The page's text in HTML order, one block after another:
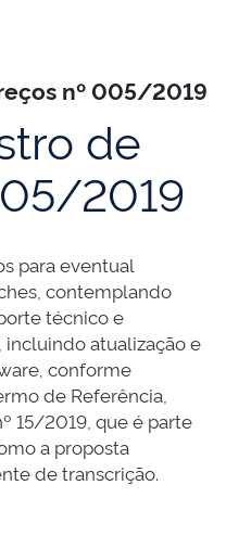
nº 005/2019
de
2019
para eventual
contemplando
técnico e
atualização e
conforme
de Referência,
15/2019, que é parte
a proposta
de transcrição.